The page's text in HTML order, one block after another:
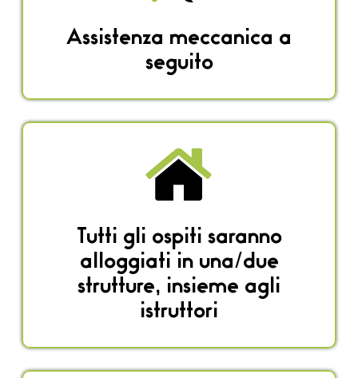
Assistenza meccanica a
seguito
Tutti gli ospiti saranno
alloggiati in una/due
strutture, insieme agli
istruttori